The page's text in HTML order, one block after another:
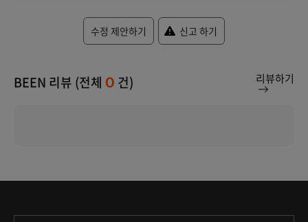
수정 제안하기 신고 하기
BEEN 리뷰 (전체 0 건) 리뷰하기